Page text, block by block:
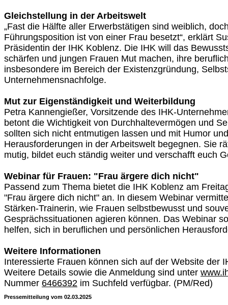
Gleichstellung in der Arbeitswelt
„Fast die Hälfte aller Erwerbstätigen sind weiblich,
Führungsposition ist von einer Frau besetzt“, erklärt
Präsidentin der IHK Koblenz. Die IHK will das
schärfen und jungen Frauen Mut machen, ihre
insbesondere im Bereich der Existenzgründung,
Unternehmensnachfolge.
Mut zur Eigenständigkeit und Weiterbildung
Petra Kannengießer, Vorsitzende des IHK-
betont die Wichtigkeit von Durchhaltevermögen und
sollten sich nicht entmutigen lassen und mit Humor
Herausforderungen in der Arbeitswelt begegnen. Sie
mutig, bildet euch ständig weiter und verschafft euch
Webinar für Frauen: "Frau ärgere dich nicht"
Passend zum Thema bietet die IHK Koblenz am
"Frau ärgere dich nicht" an. In diesem Webinar
Stärken-Trainerin, wie Frauen selbstbewusst und
Gesprächssituationen agieren können. Das Webinar
helfen, sich in beruflichen und persönlichen
Weitere Informationen
Interessierte Frauen können sich auf der Website der
Weitere Details sowie die Anmeldung sind unter
Nummer 6466392 im Suchfeld verfügbar. (PM/Red)
Pressemitteilung vom 02.03.2025